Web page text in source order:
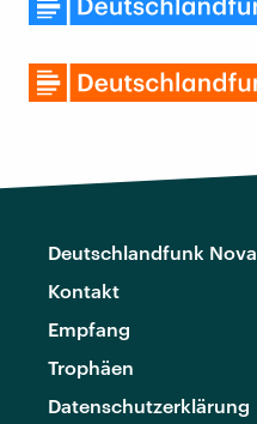
Deutschlandfunk Nova
Kontakt
Empfang
Trophäen
Datenschutzerklärung